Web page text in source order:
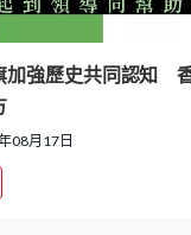
加強歷史共同認知
08月17日